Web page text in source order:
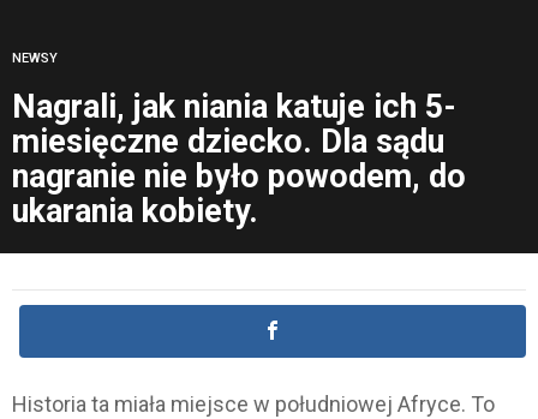
NEWSY
Nagrali, jak niania katuje ich 5-
miesięczne dziecko. Dla sądu
nagranie nie było powodem, do
ukarania kobiety.
Historia ta miała miejsce w południowej Afryce. To